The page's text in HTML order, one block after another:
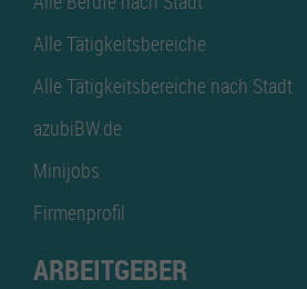
Alle Tätigkeitsbereiche
Alle Tätigkeitsbereiche nach Stadt
azubiBW.de
Minijobs
Firmenprofil
ARBEITGEBER